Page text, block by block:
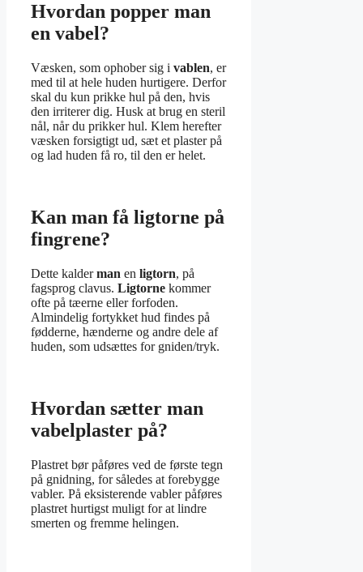
Hvordan popper man
en vabel?
Væsken, som ophober sig i vablen, er
med til at hele huden hurtigere. Derfor
skal du kun prikke hul på den, hvis
den irriterer dig. Husk at brug en steril
nål, når du prikker hul. Klem herefter
væsken forsigtigt ud, sæt et plaster på
og lad huden få ro, til den er helet.
Kan man få ligtorne på
fingrene?
Dette kalderman en ligtorn, på
fagsprog clavus. Ligtorne kommer
ofte på tæerne eller forfoden.
Almindelig fortykket hud findes på
fødderne, hænderne og andre dele af
huden, som udsættes for gniden/tryk.
Hvordan sætter man
vabelplaster på?
Plastret bør påføres ved de første tegn
på gnidning, for således at forebygge
vabler. På eksisterende vabler påføres
plastret hurtigst muligt for at lindre
smerten og fremme helingen.